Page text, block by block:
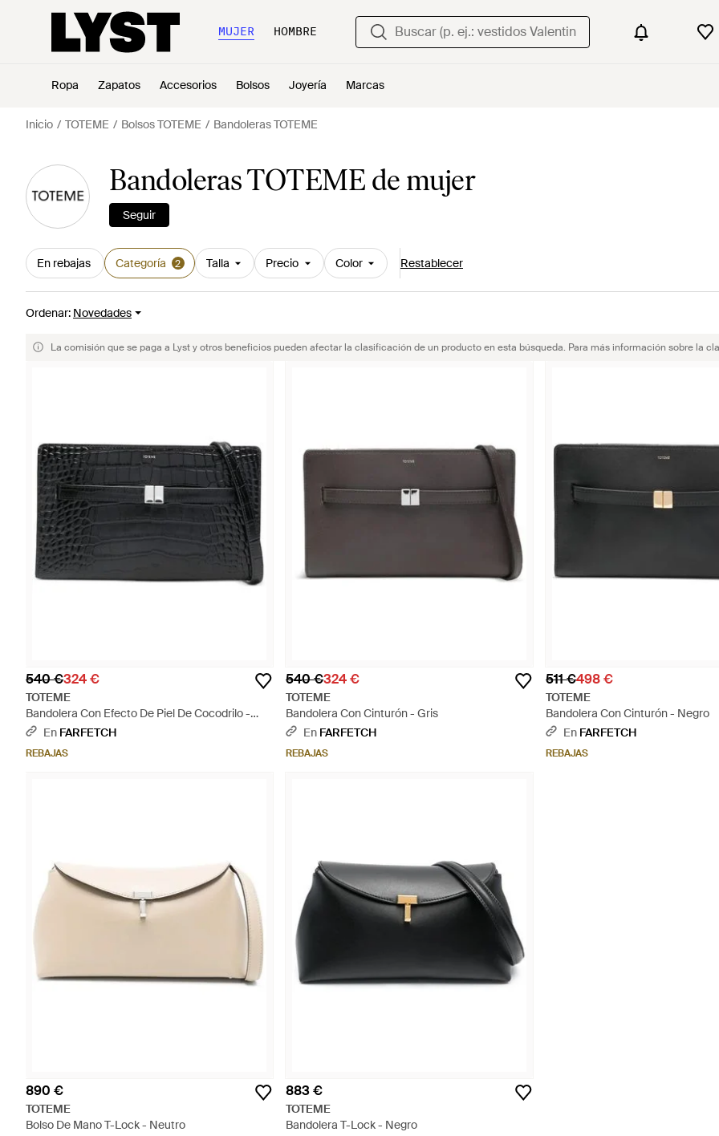
MUJER HOMBRE
Ropa Zapatos Accesorios Bolsos Joyería Marcas
Inicio TOTEME Bolsos TOTEME Bandoleras TOTEME
Bandoleras TOTEME de mujer
Seguir
En rebajas Categoría 2 Talla Precio Color Restablecer
Ordenar: Novedades
La comisión que se paga a Lyst y otros beneficios pueden afectar la clasificación de un producto en esta búsqueda. Para más información sobre la
540 €324 €
TOTEME
Bandolera Con Efecto De Piel De Cocodrilo -
Negro
En FARFETCH
REBAJAS
540 €324 €
TOTEME
Bandolera Con Cinturón - Gris
En FARFETCH
REBAJAS
511 €498 €
TOTEME
Bandolera Con Cinturón - Negro
En FARFETCH
REBAJAS
890 €
TOTEME
Bolso De Mano T-Lock - Neutro
883 €
TOTEME
Bandolera T-Lock - Negro